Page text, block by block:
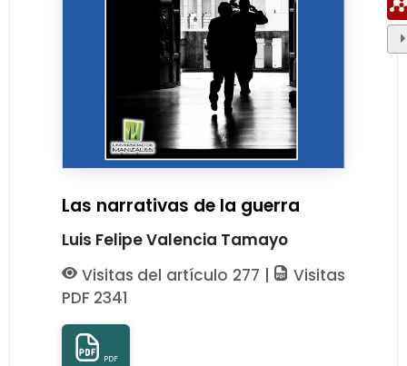
Las narrativas de la guerra
Luis Felipe Valencia Tamayo
Visitas del artículo 277 |
Visitas
PDF 2341
PDF